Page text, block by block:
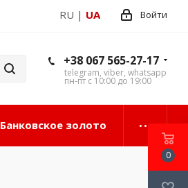
Войти
RU | UA
+38 067 565-27-17
telegram, viber, whatsapp
пн-пт с 10:00 до 19:00
Банковское золото
0